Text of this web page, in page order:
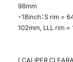
98mm
・18inch：S rim =
102mm, LLL rim =
[ CALIPER